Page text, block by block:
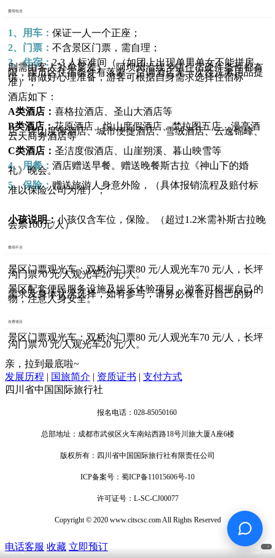
/
费用包含
1、用车：保证一人一个正座；
2、门票：不含景区门票，需自理；
3、住宿：2-3 人标准间（（如团上出现单男单女不能拼房，
则需由客人补单房差），阿坝州沿线乡镇住宿硬件条件都有
限，跟市区住宿条件有落差，空调酒店无一次性洗漱用品提
供，请做好心理准备；游客可根据自身需求选择住宿标
准）；
酒店如下：
A类酒店：喜格拉酒店、圣山大酒店等
B类酒店：花原酒店、悦山度假酒店、梵拉图五店、漫亭酒
店、伴山度假酒店、城市便捷酒店、雪绒酒店、云逸锦峰、
云天商务酒店等
C类酒店：圣洁度假酒店、山崖朔溪、暮山映雪等
4、用餐：酒店赠送早餐。赠送晚餐斯古拉《神山下的婚
礼》晚会。
5、保险：赠送旅游人身意外险，（具体报销流程及赔付标
准以保险公司为准）；
小孩说明：小孩仅含车位，保险。（超过1.2米需补斯古拉晚
会票100元/人）
费用不含
景区门票观光车：双桥沟门票80 元/人观光车70 元/人，长坪
沟门票70 元/人观光车20 元/人。
景区配套便民服务设施及娱乐体验项目。游客可根据自己的
需求及身体状况选择，如有参与，请务必保管好自己的财
物，注意人身安全。
自费项目
景区门票观光车：双桥沟门票80 元/人观光车70 元/人，长坪
沟门票70 元/人观光车20 元/人。
亲，拉到最底啦~
发展历程 | 国旅简介 | 资质证书 | 支付方式
四川省中国国际旅行社
报名电话：028-85050160
总部地址：成都市武侯区火车南站西路18号川旅大厦A座6楼
版权所有：四川省中国国际旅行社有限责任公司
ICP备案号：蜀ICP备11015606号-10
许可证号：L-SC-CJ00077
Copyright © 2020 www.citscsc.com All Rights Reserved
电话客服 收藏 立即预订